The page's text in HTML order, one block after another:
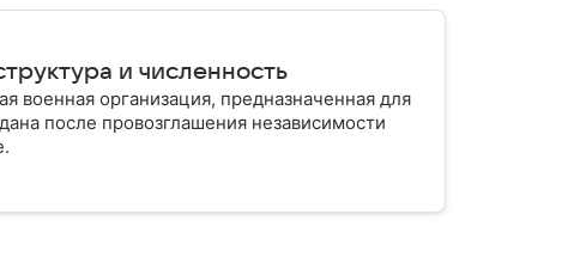
и численность
организация, предназначенная для
после провозглашения независимости